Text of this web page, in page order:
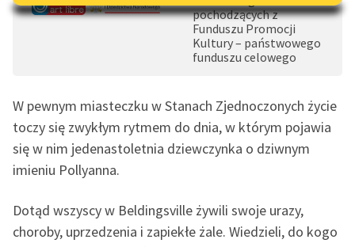
Lektury szkolne i klasyka
E-kolekcja lektur
szkolnych i literatury do
słuchania dla uczennic i
uczniów z
niepełnosprawnościami
Feministyczne inspiracje.
Popularyzacja
skandynawskiej literatury
pochodzących z
Funduszu Promocji
Kultury – państwowego
funduszu celowego
W pewnym miasteczku w Stanach Zjednoczonych życie
toczy się zwykłym rytmem do dnia, w którym pojawia
się w nim jedenastoletnia dziewczynka o dziwnym
imieniu Pollyanna.
Dotąd wszyscy w Beldingsville żywili swoje urazy,
choroby, uprzedzenia i zapiekłe żale. Wiedzieli, do kogo